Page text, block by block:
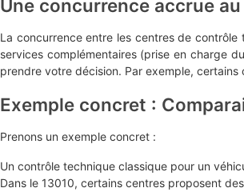
Une concurrence accrue
La concurrence entre les centres de
services complémentaires (prise en charge
prendre votre décision. Par exemple,
Exemple concret :
Prenons un exemple concret :
Un contrôle technique classique pour un
Dans le 13010, certains centres proposent